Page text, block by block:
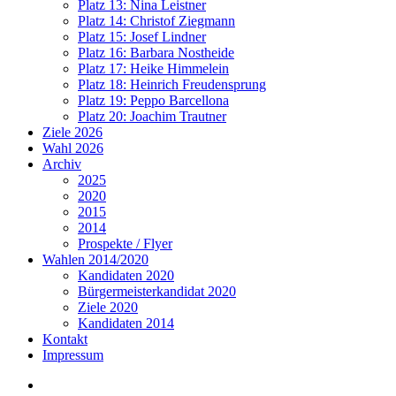
Platz 13: Nina Leistner
Platz 14: Christof Ziegmann
Platz 15: Josef Lindner
Platz 16: Barbara Nostheide
Platz 17: Heike Himmelein
Platz 18: Heinrich Freudensprung
Platz 19: Peppo Barcellona
Platz 20: Joachim Trautner
Ziele 2026
Wahl 2026
Archiv
2025
2020
2015
2014
Prospekte / Flyer
Wahlen 2014/2020
Kandidaten 2020
Bürgermeisterkandidat 2020
Ziele 2020
Kandidaten 2014
Kontakt
Impressum